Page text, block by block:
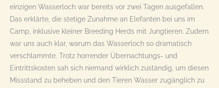
einzigen Wasserloch war bereits vor zwei Tagen ausgefallen.
Das erklärte, die stetige Zunahme an Elefanten bei uns im
Camp, inklusive kleiner Breeding Herds mit Jungtieren. Zudem
war uns auch klar, warum das Wasserloch so dramatisch
verschlammte. Trotz horrender Übernachtungs- und
Eintrittskosten sah sich niemand wirklich zuständig, um diesen
Missstand zu beheben und den Tieren Wasser zugänglich zu